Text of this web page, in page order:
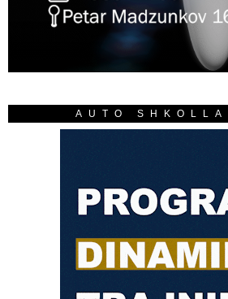
AUTO SHKOLLA